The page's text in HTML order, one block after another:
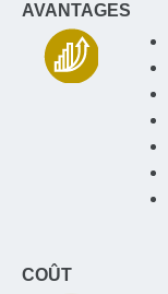
AVANTAGES
COÛT